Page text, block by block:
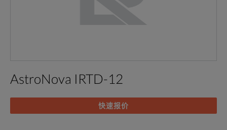
AstroNova IRTD-12
快速报价